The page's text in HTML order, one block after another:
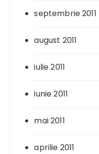
septembrie 2011
august 2011
iulie 2011
iunie 2011
mai 2011
aprilie 2011